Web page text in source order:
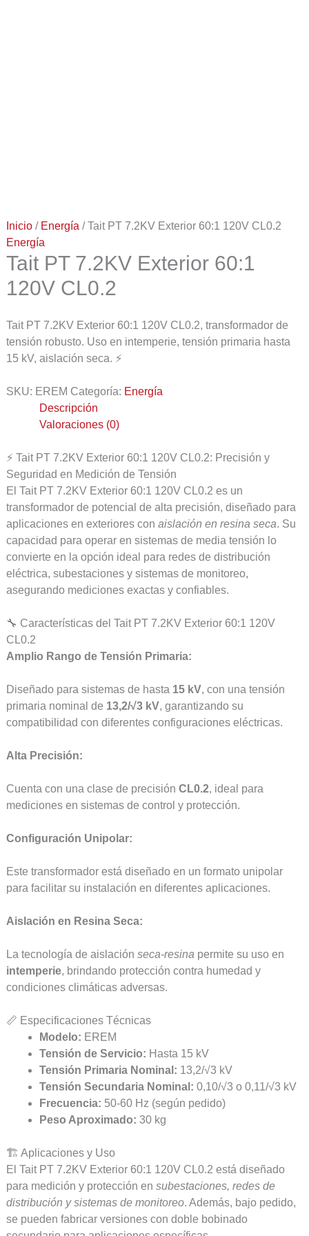
Inicio/ Energía / Tait PT 7.2KV Exterior 60:1 120V CL0.2
Energía
Tait PT 7.2KV Exterior 60:1
120V CL0.2
Tait PT 7.2KV Exterior 60:1 120V CL0.2, transformador de
tensión robusto. Uso en intemperie, tensión primaria hasta
15 kV, aislación seca. ⚡
SKU: EREM Categoría: Energía
Descripción
Valoraciones (0)
⚡ Tait PT 7.2KV Exterior 60:1 120V CL0.2: Precisión y
Seguridad en Medición de Tensión
El Tait PT 7.2KV Exterior 60:1 120V CL0.2 es un
transformador de potencial de alta precisión, diseñado para
aplicaciones en exteriores con aislación en resina seca. Su
capacidad para operar en sistemas de media tensión lo
convierte en la opción ideal para redes de distribución
eléctrica, subestaciones y sistemas de monitoreo,
asegurando mediciones exactas y confiables.
🔧 Características del Tait PT 7.2KV Exterior 60:1 120V
CL0.2
Amplio Rango de Tensión Primaria:
Diseñado para sistemas de hasta 15 kV, con una tensión
primaria nominal de 13,2/√3 kV, garantizando su
compatibilidad con diferentes configuraciones eléctricas.
Alta Precisión:
Cuenta con una clase de precisión CL0.2, ideal para
mediciones en sistemas de control y protección.
Configuración Unipolar:
Este transformador está diseñado en un formato unipolar
para facilitar su instalación en diferentes aplicaciones.
Aislación en Resina Seca:
La tecnología de aislación seca-resina permite su uso en
intemperie, brindando protección contra humedad y
condiciones climáticas adversas.
📏 Especificaciones Técnicas
Modelo: EREM
Tensión de Servicio: Hasta 15 kV
Tensión Primaria Nominal: 13,2/√3 kV
Tensión Secundaria Nominal: 0,10/√3 o 0,11/√3 kV
Frecuencia: 50-60 Hz (según pedido)
Peso Aproximado: 30 kg
🏗️ Aplicaciones y Uso
El Tait PT 7.2KV Exterior 60:1 120V CL0.2 está diseñado
para medición y protección en subestaciones, redes de
distribución y sistemas de monitoreo. Además, bajo pedido,
se pueden fabricar versiones con doble bobinado